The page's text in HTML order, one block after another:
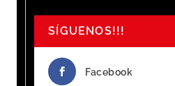
SÍGUENOS!!!
Facebook